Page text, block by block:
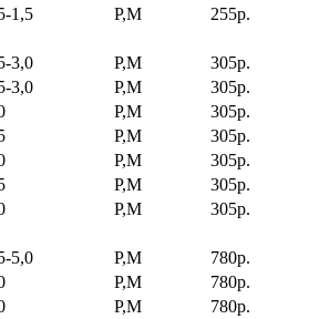
1,5 P,M 255р.
3,0 P,M
305р.
3,0 P,M
305р.
P,M
305р.
P,M
305р.
P,M
305р.
P,M
305р.
P,M 305р.
5,0 P,M
780р.
P,M
780р.
P,M
780р.